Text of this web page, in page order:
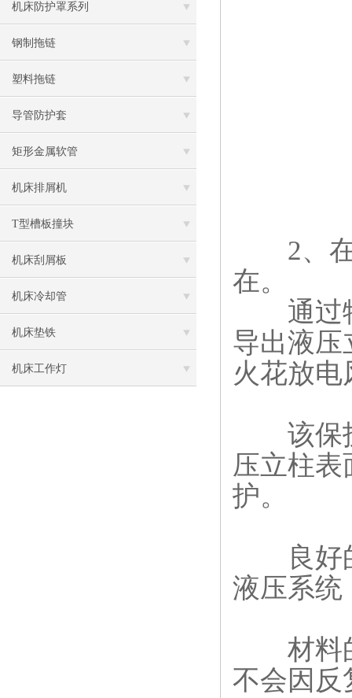
机床防护罩系列
钢制拖链
塑料拖链
导管防护套
矩形金属软管
机床排屑机
T型槽板撞块
机床刮屑板
机床冷却管
机床垫铁
机床工作灯
2、在
在。
通过特
导出液压
火花放
该保护
压立柱
护。
良好的
液压系统
材料的
不会因反